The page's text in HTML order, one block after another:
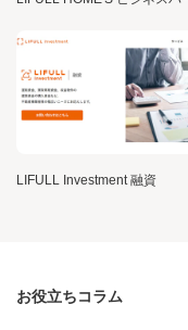
LIFULL Investment 融資
お役立ちコラム